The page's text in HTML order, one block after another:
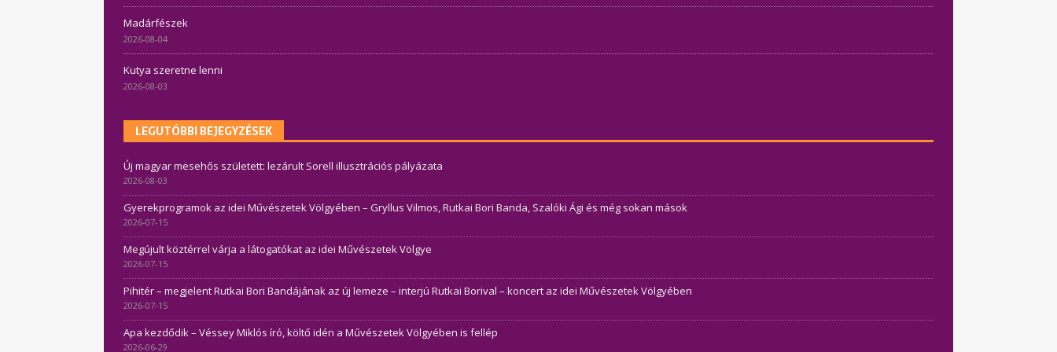
Madárfészek
2026-08-04
Kutya szeretne lenni
2026-08-03
LEGUTÓBBI BEJEGYZÉSEK
Új magyar mesehős született: lezárult Sorell illusztrációs pályázata
2026-08-03
Gyerekprogramok az idei Művészetek Völgyében – Gryllus Vilmos, Rutkai Bori Banda, Szalóki Ági és még sokan mások
2026-07-15
Megújult köztérrel várja a látogatókat az idei Művészetek Völgye
2026-07-15
Pihitér – megjelent Rutkai Bori Bandájának az új lemeze – interjú Rutkai Borival – koncert az idei Művészetek Völgyében
2026-07-15
Apa kezdődik – Véssey Miklós író, költő idén a Művészetek Völgyében is fellép
2026-06-29